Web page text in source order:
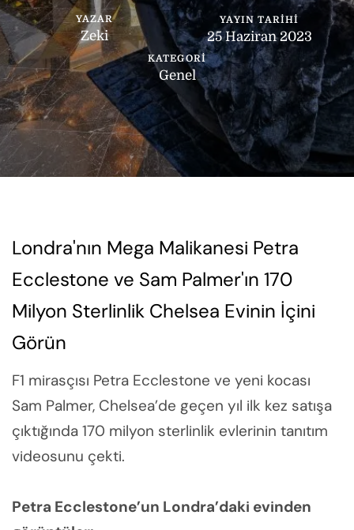
YAZAR
Zeki
YAYIN TARIHI
25 Haziran 2023
KATEGORI
Genel
Londra'nın Mega Malikanesi Petra
Ecclestone ve Sam Palmer'ın 170
Milyon Sterlinlik Chelsea Evinin İçini
Görün
F1 mirasçısı Petra Ecclestone ve yeni kocası
Sam Palmer, Chelsea’de geçen yıl ilk kez satışa
çıktığında 170 milyon sterlinlik evlerinin tanıtım
videosunu çekti.
Petra Ecclestone’un Londra’daki evinden